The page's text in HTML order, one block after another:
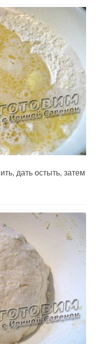
дать остыть, затем